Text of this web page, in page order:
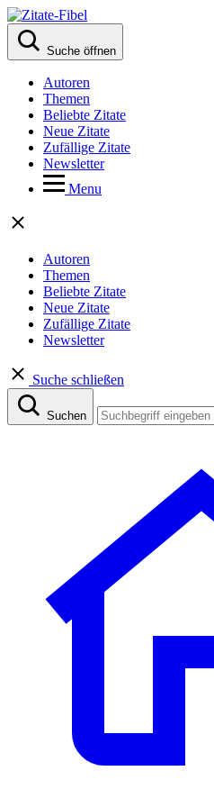
Suche öffnen
Autoren
Themen
Beliebte Zitate
Neue Zitate
Zufällige Zitate
Newsletter
Menu
Autoren
Themen
Beliebte Zitate
Neue Zitate
Zufällige Zitate
Newsletter
Suche schließen
Suchen